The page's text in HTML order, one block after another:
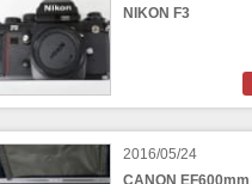
NIKON F3
2016/05/24
CANON EF600mm